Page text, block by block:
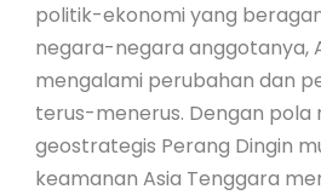
politik-ekonomi yang
negara-negara anggotanya,
mengalami perubahan dan
terus-menerus. Dengan pola
geostrategis Perang Dingin
keamanan Asia Tenggara